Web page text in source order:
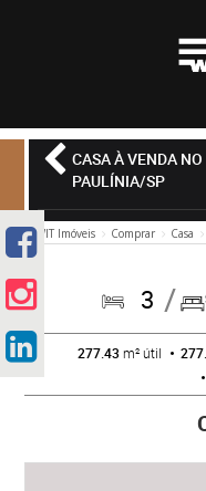
CASA À VENDA
PAULÍNIA/SP
WIT Imóveis Comprar Casa
3
277.43 m² útil